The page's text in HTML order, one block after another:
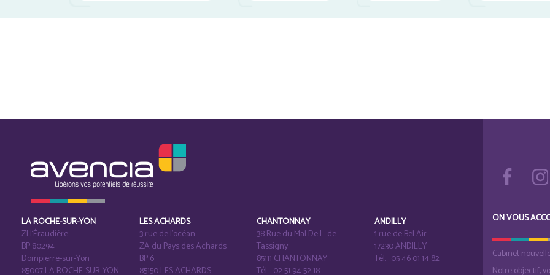
LA ROCHE-SUR-YON
ZI l‘Éraudière
BP 80294
Dompierre-sur-Yon
85007 LA ROCHE-SUR-YON
LES ACHARDS
3 rue de l’océan
ZA du Pays des Achards
BP 6
85150 LES ACHARDS
CHANTONNAY
38 Rue du Mal De L. de
Tassigny
85111 CHANTONNAY
Tél. : 02 51 94 52 18
ANDILLY
1 rue de Bel Air
17230 ANDILLY
Tél. : 05 46 01 14 82
ON VOUS
Cabinet
Notre objectif,